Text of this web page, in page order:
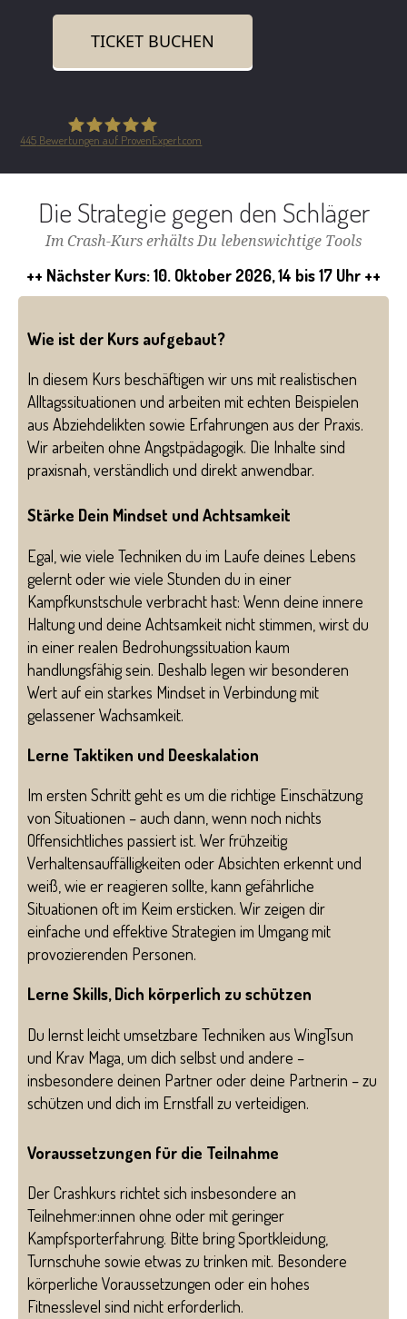
TICKET BUCHEN
Safe in the City GmbH
445 Bewertungen auf ProvenExpert.com
Die Strategie gegen den Schläger
Im Crash-Kurs erhälts Du lebenswichtige Tools
++ Nächster Kurs: 10. Oktober 2026, 14 bis 17 Uhr ++
Wie ist der Kurs aufgebaut?
In diesem Kurs beschäftigen wir uns mit realistischen
Alltagssituationen und arbeiten mit echten Beispielen
aus Abziehdelikten sowie Erfahrungen aus der Praxis.
Wir arbeiten ohne Angstpädagogik. Die Inhalte sind
praxisnah, verständlich und direkt anwendbar.
Stärke Dein Mindset und Achtsamkeit
Egal, wie viele Techniken du im Laufe deines Lebens
gelernt oder wie viele Stunden du in einer
Kampfkunstschule verbracht hast: Wenn deine innere
Haltung und deine Achtsamkeit nicht stimmen, wirst du
in einer realen Bedrohungssituation kaum
handlungsfähig sein. Deshalb legen wir besonderen
Wert auf ein starkes Mindset in Verbindung mit
gelassener Wachsamkeit.
Lerne Taktiken und Deeskalation
Im ersten Schritt geht es um die richtige Einschätzung
von Situationen – auch dann, wenn noch nichts
Offensichtliches passiert ist. Wer frühzeitig
Verhaltensauffälligkeiten oder Absichten erkennt und
weiß, wie er reagieren sollte, kann gefährliche
Situationen oft im Keim ersticken. Wir zeigen dir
einfache und effektive Strategien im Umgang mit
provozierenden Personen.
Lerne Skills, Dich körperlich zu schützen
Du lernst leicht umsetzbare Techniken aus WingTsun
und Krav Maga, um dich selbst und andere –
insbesondere deinen Partner oder deine Partnerin – zu
schützen und dich im Ernstfall zu verteidigen.
Voraussetzungen für die Teilnahme
Der Crashkurs richtet sich insbesondere an
Teilnehmer:innen ohne oder mit geringer
Kampfsporterfahrung. Bitte bring Sportkleidung,
Turnschuhe sowie etwas zu trinken mit. Besondere
körperliche Voraussetzungen oder ein hohes
Fitnesslevel sind nicht erforderlich.